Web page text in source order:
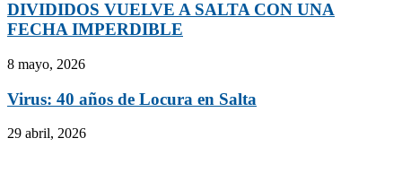
DIVIDIDOS VUELVE A SALTA CON UNA
FECHA IMPERDIBLE
8 mayo, 2026
Virus: 40 años de Locura en Salta
29 abril, 2026